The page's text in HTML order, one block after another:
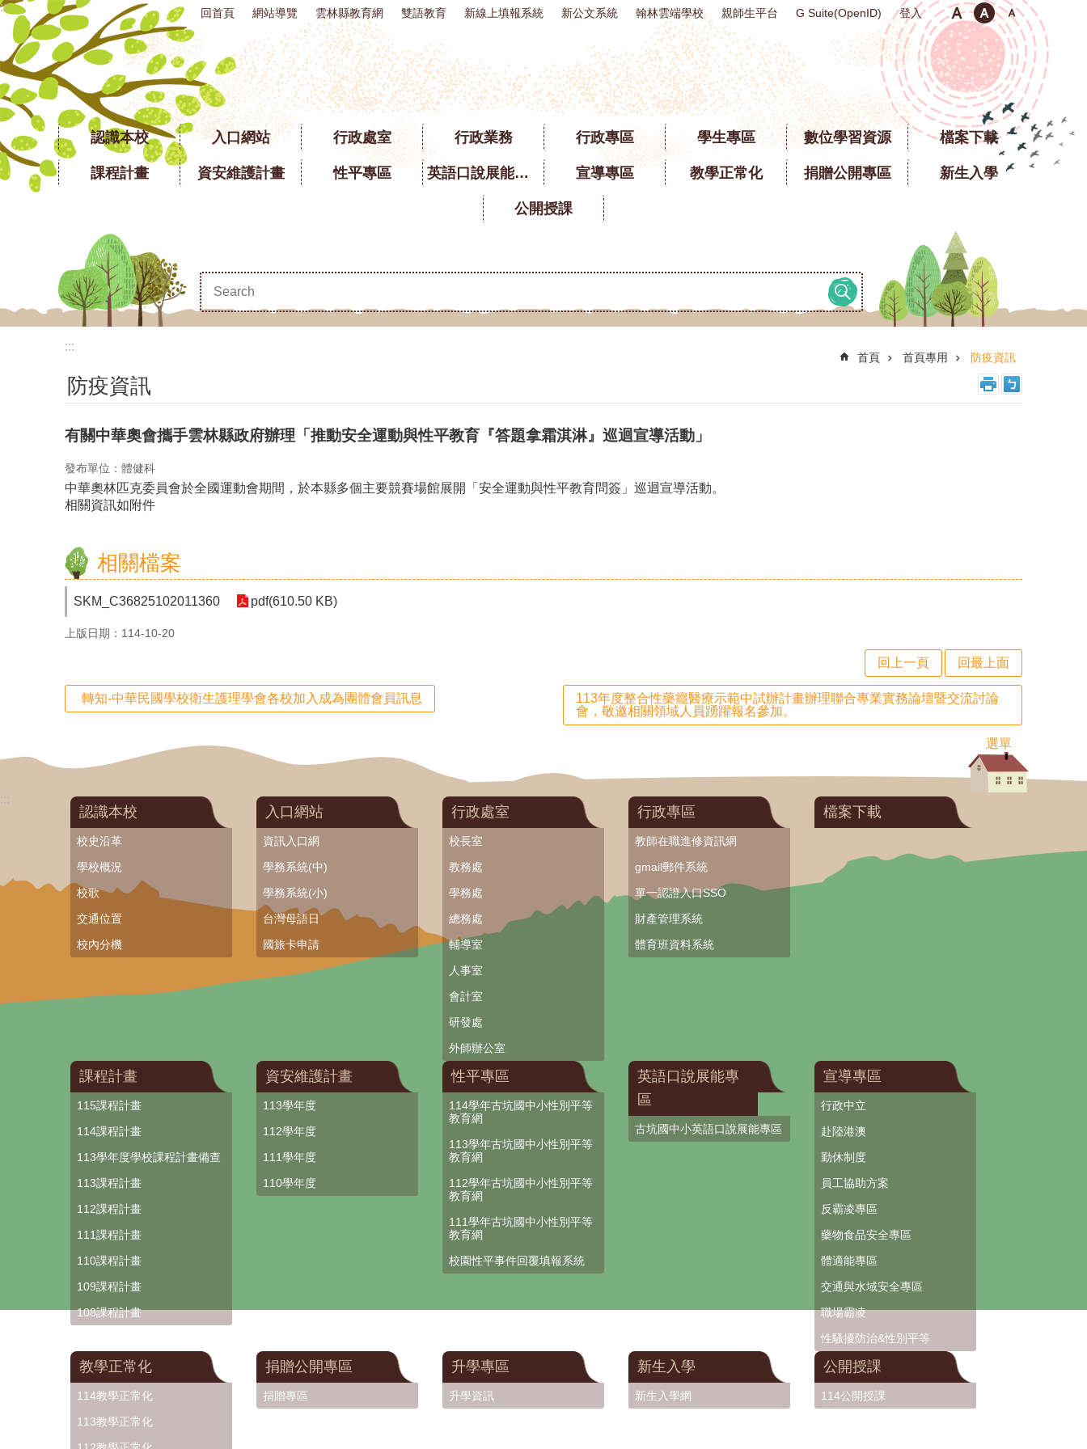
跳到主要內容區塊
::: 回首頁 網站導覽 雲林縣教育網 雙語教育 新線上填報系統 新公文系統 翰林雲端學校 親師生平台 G Suite(OpenID) 登入
認識本校 入口網站 行政處室 行政業務 行政專區 學生專區 數位學習資源 檔案下載
課程計畫 資安維護計畫 性平專區 英語口說展能專區 宣導專區 教學正常化 捐贈公開專區 新生入學
公開授課
:::
首頁 首頁專用 防疫資訊
防疫資訊
有關中華奧會攜手雲林縣政府辦理「推動安全運動與性平教育『答題拿霜淇淋』巡迴宣導活動」
發布單位：體健科
中華奧林匹克委員會於全國運動會期間，於本縣多個主要競賽場館展開「安全運動與性平教育問簽」巡迴宣導活動。
相關資訊如附件
相關檔案
SKM_C36825102011360 pdf(610.50 KB)
上版日期：114-10-20
回上一頁 回最上面
轉知-中華民國學校衛生護理學會各校加入成為團體會員訊息
113年度整合性藥癮醫療示範中試辦計畫辦理聯合專業實務論壇暨交流討論
會，敬邀相關領域人員踴躍報名參加。
選單
:::
認識本校
校史沿革
學校概況
校歌
交通位置
校內分機
入口網站
資訊入口網
學務系統(中)
學務系統(小)
台灣母語日
國旅卡申請
行政處室
校長室
教務處
學務處
總務處
輔導室
人事室
會計室
研發處
外師辦公室
行政專區
教師在職進修資訊網
gmail郵件系統
單一認證入口SSO
財產管理系統
體育班資料系統
檔案下載
課程計畫
115課程計畫
114課程計畫
113學年度學校課程計畫備查
113課程計畫
112課程計畫
111課程計畫
110課程計畫
109課程計畫
108課程計畫
資安維護計畫
113學年度
112學年度
111學年度
110學年度
性平專區
114學年古坑國中小性別平等
教育網
113學年古坑國中小性別平等
教育網
112學年古坑國中小性別平等
教育網
111學年古坑國中小性別平等
教育網
校園性平事件回覆填報系統
英語口說展能專
區
古坑國中小英語口說展能專區
宣導專區
行政中立
赴陸港澳
勤休制度
員工協助方案
反霸凌專區
藥物食品安全專區
體適能專區
交通與水域安全專區
職場霸凌
性騷擾防治&性別平等
教學正常化
114教學正常化
113教學正常化
捐贈公開專區
捐贈專區
升學專區
升學資訊
新生入學
新生入學網
公開授課
114公開授課